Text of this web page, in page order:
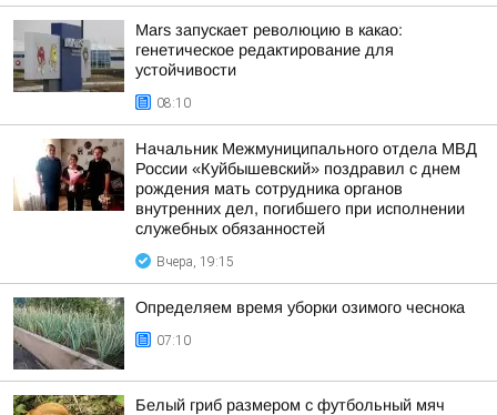
Mars запускает революцию в какао:
генетическое редактирование для
устойчивости
08:10
Начальник Межмуниципального отдела МВД
России «Куйбышевский» поздравил с днем
рождения мать сотрудника органов
внутренних дел, погибшего при исполнении
служебных обязанностей
Вчера, 19:15
Определяем время уборки озимого чеснока
07:10
Белый гриб размером с футбольный мяч